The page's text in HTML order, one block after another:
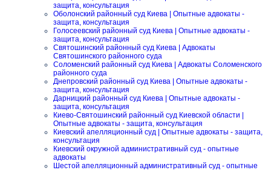
защита, консультация
Оболонский районный суд Киева | Опытные адвокаты -
защита, консультация
Голосеевский районный суд Киева | Опытные адвокаты -
защита, консультация
Святошинский районный суд Киева | Адвокаты
Святошинского районного суда
Соломенский районный суд Киева | Адвокаты Соломенского
районного суда
Днепровский районный суд Киева | Опытные адвокаты -
защита, консультация
Дарницкий районный суд Киева | Опытные адвокаты -
защита, консультация
Киево-Святошинский районный суд Киевской области |
Опытные адвокаты - защита, консультация
Киевский апелляционный суд | Опытные адвокаты - защита,
консультация
Киевский окружной административный суд - опытные
адвокаты
Шестой апелляционный административный суд - опытные